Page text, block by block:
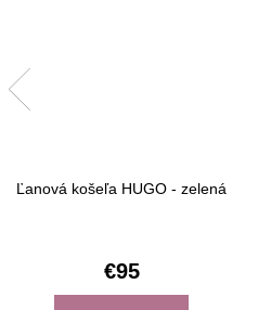
Ľanová košeľa HUGO - zelená
€95